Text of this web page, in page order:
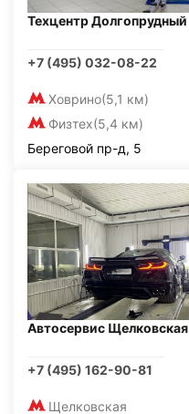
Техцентр Долгопрудный
+7 (495) 032-08-22
Ховрино(5,1 км)
Физтех(5,4 км)
Береговой пр-д, 5
Автосервис Щелковская
+7 (495) 162-90-81
Щелковская